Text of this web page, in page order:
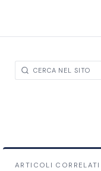
ARTICOLI CORRELATI